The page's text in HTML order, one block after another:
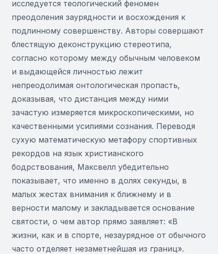
исследуется теологический феномен
преодоления заурядности и восхождения к
подлинному совершенству. Авторы совершают
блестящую деконструкцию стереотипа,
согласно которому между обычным человеком
и выдающейся личностью лежит
непреодолимая онтологическая пропасть,
доказывая, что дистанция между ними
зачастую измеряется микроскопическими, но
качественными усилиями сознания. Переводя
сухую математическую метафору спортивных
рекордов на язык христианского
бодрствования, Максвелл убедительно
показывает, что именно в долях секунды, в
малых жестах внимания к ближнему и в
верности малому и закладывается основание
святости, о чем автор прямо заявляет: «В
жизни, как и в спорте, незаурядное от обычного
часто отделяет незаметнейшая из границ».